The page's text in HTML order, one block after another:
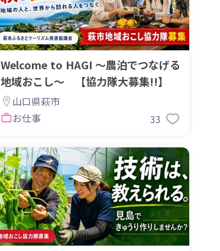
Welcome to HAGI ～農泊でつなげる
地域おこし～ 【協力隊大募集!!】
山口県萩市
お仕事
33